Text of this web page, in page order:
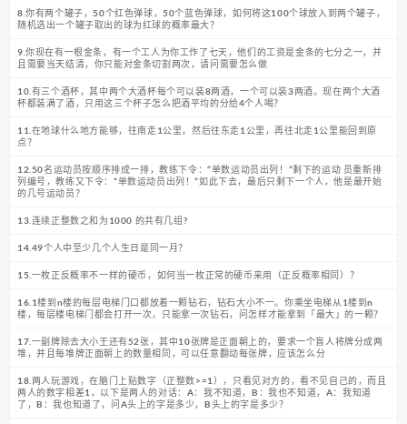
8.你有两个罐子，50个红色弹球，50个蓝色弹球，如何将这100个球放入到两个罐子，
随机选出一个罐子取出的球为红球的概率最大？
9.你现在有一根金条，有一个工人为你工作了七天，他们的工资是金条的七分之一，并
且需要当天结清，你只能对金条切割两次，请问需要怎么做
10.有三个酒杯，其中两个大酒杯每个可以装8两酒，一个可以装3两酒。现在两个大酒
杯都装满了酒，只用这三个杯子怎么把酒平均的分给4个人喝？
11.在地球什么地方能够，往南走1公里，然后往东走1公里，再往北走1公里能回到原
点？
12.50名运动员按顺序排成一排，教练下令：“单数运动员出列！”剩下的运动 员重新排
列编号，教练又下令：“单数运动员出列！”如此下去，最后只剩下一个人，他是最开始
的几号运动员？
13.连续正整数之和为1000 的共有几组?
14.49个人中至少几个人生日是同一月？
15.一枚正反概率不一样的硬币，如何当一枚正常的硬币来用（正反概率相同）？
16.1楼到n楼的每层电梯门口都放着一颗钻石，钻石大小不一。你乘坐电梯从1楼到n
楼，每层楼电梯门都会打开一次，只能拿一次钻石，问怎样才能拿到「最大」的一颗？
17.一副牌除去大小王还有52张，其中10张牌是正面朝上的，要求一个盲人将牌分成两
堆，并且每堆牌正面朝上的数量相同，可以任意翻动每张牌，应该怎么分
18.两人玩游戏，在脑门上贴数字（正整数>=1），只看见对方的，看不见自己的，而且
两人的数字相差1，以下是两人的对话：A：我不知道，B：我也不知道，A：我知道
了，B：我也知道了，问A头上的字是多少，B头上的字是多少？